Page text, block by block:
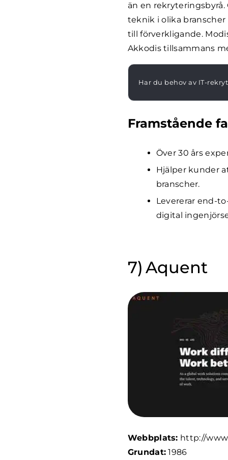
än en
teknik i olika
till förverkligande.
Akkodis tillsammans
Har du behov av IT-
Framstående
Över 30 års
Hjälper kunder
branscher.
Levererar end-
digital
Aquent
Webbplats: http://
Grundat: 1986